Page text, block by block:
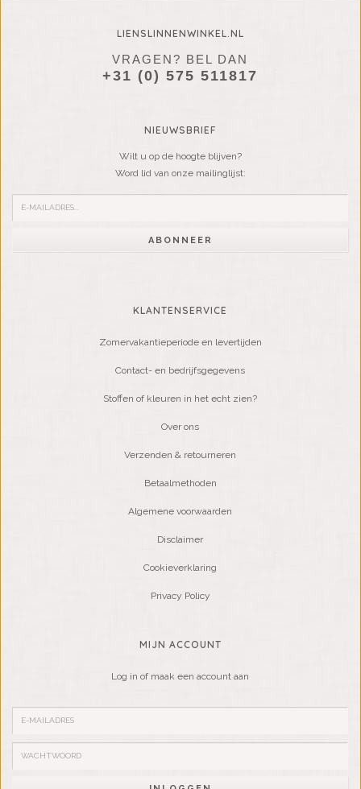
LIENSLINNENWINKEL.NL
VRAGEN? BEL DAN
+31 (0) 575 511817
NIEUWSBRIEF
Wilt u op de hoogte blijven?
Word lid van onze mailinglijst:
ABONNEER
KLANTENSERVICE
Zomervakantieperiode en levertijden
Contact- en bedrijfsgegevens
Stoffen of kleuren in het echt zien?
Over ons
Verzenden & retourneren
Betaalmethoden
Algemene voorwaarden
Disclaimer
Cookieverklaring
Privacy Policy
MIJN ACCOUNT
Log in of maak een account aan